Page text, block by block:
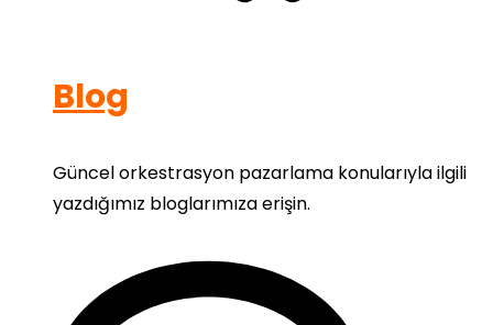
Blog
Güncel orkestrasyon pazarlama konularıyla ilgili
yazdığımız bloglarımıza erişin.